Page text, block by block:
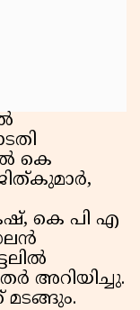
കെ
കെ പി എ
അറിയിച്ചു.